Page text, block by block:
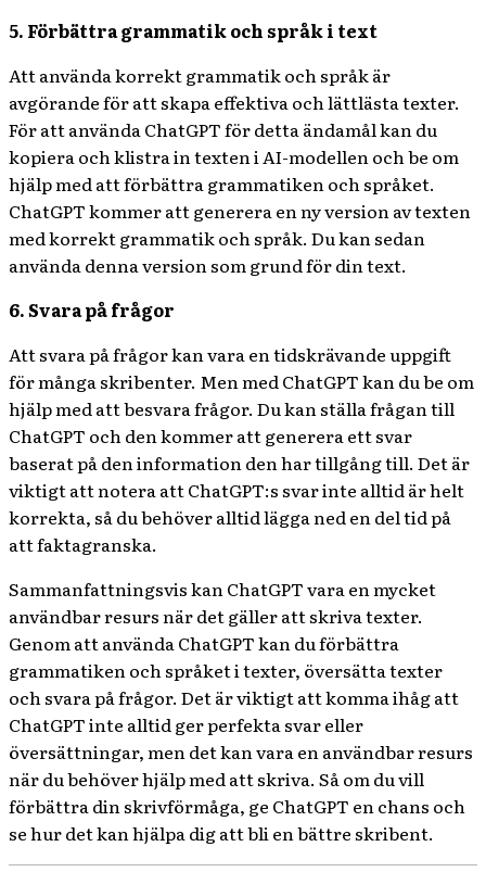
5. Förbättra grammatik och språk i text
Att använda korrekt grammatik och språk är
avgörande för att skapa effektiva och lättlästa texter.
För att använda ChatGPT för detta ändamål kan du
kopiera och klistra in texten i AI-modellen och be om
hjälp med att förbättra grammatiken och språket.
ChatGPT kommer att generera en ny version av texten
med korrekt grammatik och språk. Du kan sedan
använda denna version som grund för din text.
6. Svara på frågor
Att svara på frågor kan vara en tidskrävande uppgift
för många skribenter. Men med ChatGPT kan du be om
hjälp med att besvara frågor. Du kan ställa frågan till
ChatGPT och den kommer att generera ett svar
baserat på den information den har tillgång till. Det är
viktigt att notera att ChatGPT:s svar inte alltid är helt
korrekta, så du behöver alltid lägga ned en del tid på
att faktagranska.
Sammanfattningsvis kan ChatGPT vara en mycket
användbar resurs när det gäller att skriva texter.
Genom att använda ChatGPT kan du förbättra
grammatiken och språket i texter, översätta texter
och svara på frågor. Det är viktigt att komma ihåg att
ChatGPT inte alltid ger perfekta svar eller
översättningar, men det kan vara en användbar resurs
när du behöver hjälp med att skriva. Så om du vill
förbättra din skrivförmåga, ge ChatGPT en chans och
se hur det kan hjälpa dig att bli en bättre skribent.